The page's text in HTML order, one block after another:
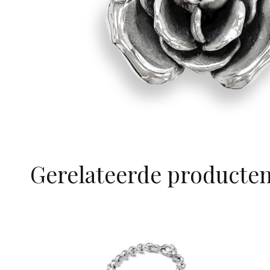
Gerelateerde